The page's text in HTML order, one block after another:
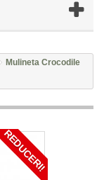
Mulineta Crocodile
REDUCERI!